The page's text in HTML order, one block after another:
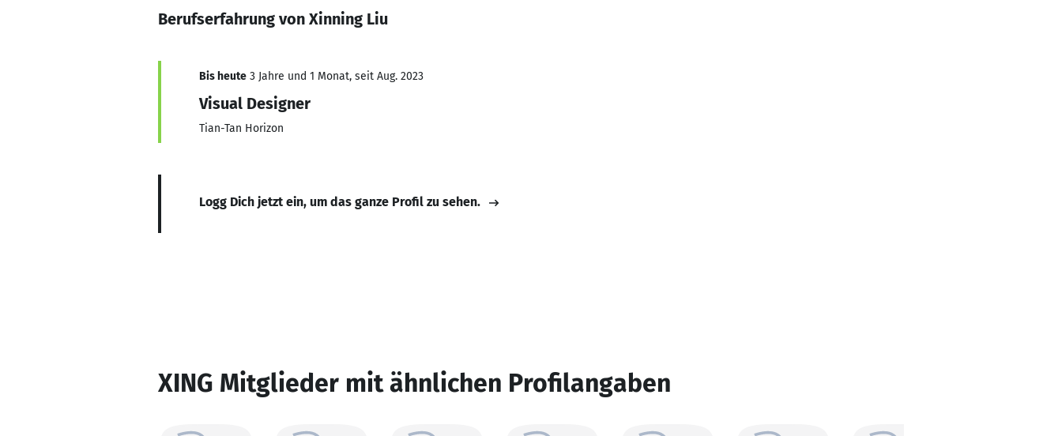
Berufserfahrung von Xinning Liu
Bis heute 3 Jahre und 1 Monat, seit Aug. 2023
Visual Designer
Tian-Tan Horizon
Logg Dich jetzt ein, um das ganze Profil zu sehen.
XING Mitglieder mit ähnlichen Profilangaben